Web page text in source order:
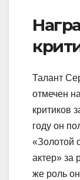
Талант
отмечен
критиков
году он
«Золотой
актер» за
же роль